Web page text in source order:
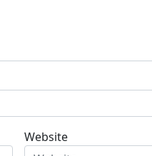
Website